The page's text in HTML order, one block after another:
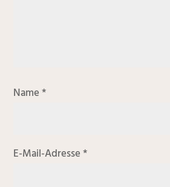
Name*
E-Mail-Adresse*